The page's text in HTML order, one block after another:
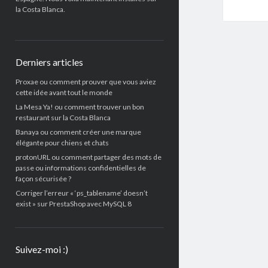
la Costa Blanca.
Derniers articles
Proxae ou comment prouver que vous aviez
cette idée avant tout le monde
La Mesa Ya! ou comment trouver un bon
restaurant sur la Costa Blanca
Banaya ou comment créer une marque
élégante pour chiens et chats
protonURL ou comment partager des mots de
passe ou informations confidentielles de
façon sécurisée ?
Corriger l’erreur « ‘ps_tablename’ doesn’t
exist » sur PrestaShop avec MySQL 8
Suivez-moi :)